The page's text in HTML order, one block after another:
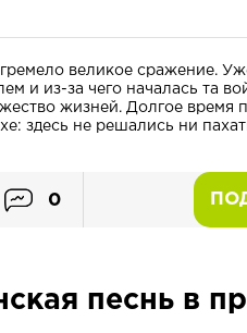
великое сражение.
и из-за чего началась та
жизней. Долгое время
здесь не решались ни
0
песнь в